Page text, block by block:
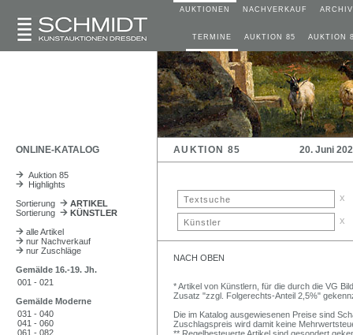
AUKTIONEN NACHVERKAUF ARCHIV
TERMINE AUKTION 85 AUKTION
ONLINE-KATALOG AUKTION 85 20. Juni
Auktion 85
Highlights
Sortierung
ARTIKEL
Sortierung
KÜNSTLER
alle Artikel
nur Nachverkauf
nur Zuschläge
Gemälde 16.-19. Jh.
001 - 021
Gemälde Moderne
031 - 040
041 - 060
061 - 082
x
x
NACH OBEN
* Artikel von Künstlern, für die durch die VG
Zusatz "zzgl. Folgerechts-Anteil 2,5%"
Die im Katalog ausgewiesenen Preise sind
Zuschlagspreis wird damit keine